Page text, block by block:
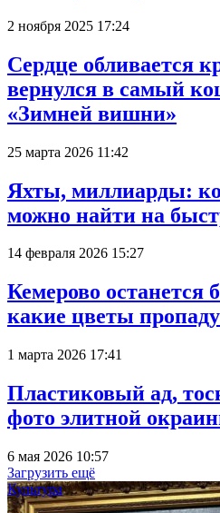
2 ноября 2025 17:24
Сердце обливается
вернулся в самый
«Зимней вишни»
25 марта 2026 11:42
Яхты, миллиарды:
можно найти на
14 февраля 2026 15:27
Кемерово останется
какие цветы
1 марта 2026 17:41
Пластиковый ад,
фото элитной
6 мая 2026 10:57
Загрузить ещё
Культура